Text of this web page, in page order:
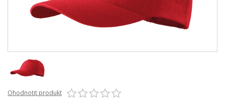
Ohodnotit produkt